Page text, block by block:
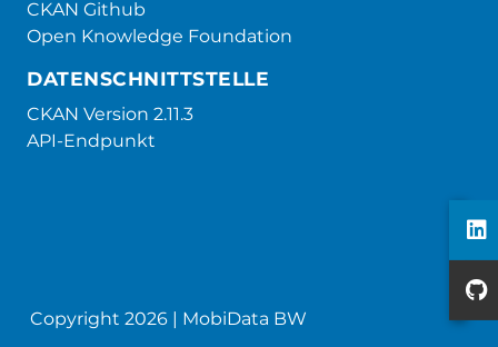
CKAN Github
Open Knowledge Foundation
DATENSCHNITTSTELLE
CKAN Version 2.11.3
API-Endpunkt
Copyright 2026 | MobiData BW